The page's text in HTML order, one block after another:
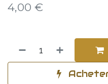
4,00 €